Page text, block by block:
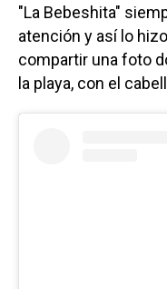
"La Bebeshita"
atención y así lo
compartir una foto
la playa, con el